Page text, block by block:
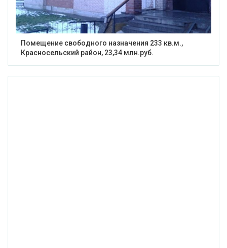
Помещение свободного назначения 233 кв.м.,
Красносельский район, 23,34 млн.руб.